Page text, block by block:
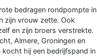
bedragen rondpompte in
zijn vrouw zette. Ook
en zijn broers verstrekte.
Almere, Groningen en
hij een bedrijfspand in